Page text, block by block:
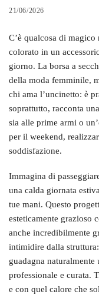
21/06/2026
C’è qualcosa di
colorato in un
giorno. La borsa a
della moda femminile,
chi ama l’uncinetto: è
soprattutto, racconta
sia alle prime armi o
per il weekend,
soddisfazione.
Immagina di
una calda giornata
tue mani. Questo
esteticamente grazioso
anche incredibilmente
intimidire dalla
guadagna
professionale e curata.
e con quel calore che